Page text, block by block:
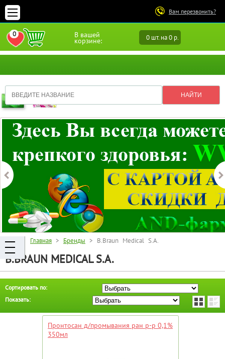
Вам перезвонить?
В вашей
корзине: 0 шт. на 0 р.
0
ПЕРЕЙТИ В ИЗБРАННОЕ
Главная > Бренды > B.Braun Medical S.A.
B.BRAUN MEDICAL S.A.
Сортировать по:
Показать:
Пронтосан д/промывания ран р-р 0,1%
350мл